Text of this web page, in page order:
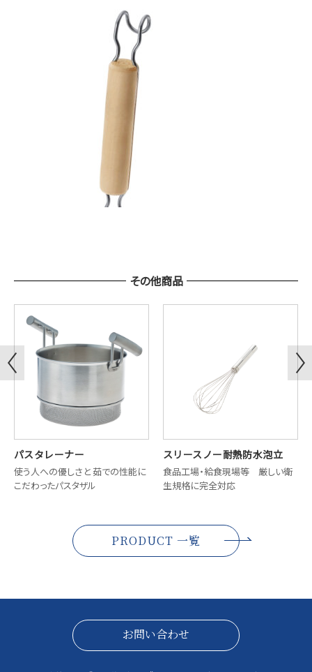
その他商品
パスタレーナー
使う人への優しさと 茹での性能に
こだわったパスタザル
スリースノー耐熱防水泡立
食品工場・給食現場等 厳しい衛
生規格に完全対応
PRODUCT 一覧
お問い合わせ